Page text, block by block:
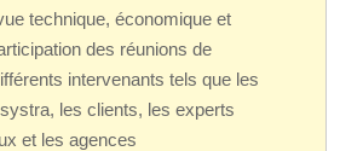
technique, économique et
des réunions de
intervenants tels que les
les clients, les experts
et les agences